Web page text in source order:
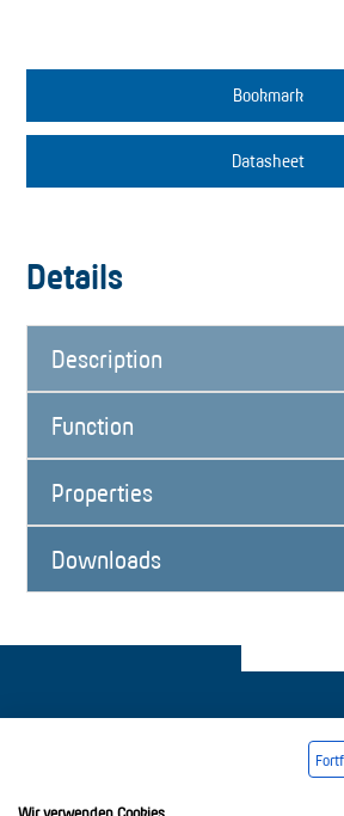
Bookmark
Datasheet
Details
Description
Function
Properties
Downloads
Common